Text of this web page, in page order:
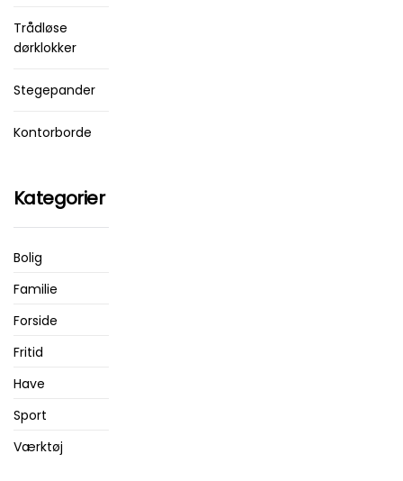
Trådløse
dørklokker
Stegepander
Kontorborde
Kategorier
Bolig
Familie
Forside
Fritid
Have
Sport
Værktøj